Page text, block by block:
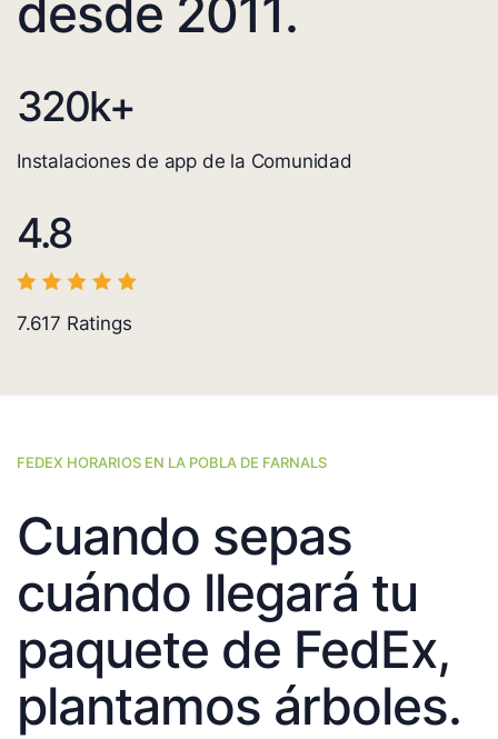
desde 2011.
320k+
Instalaciones de app de la Comunidad
4.8
7.617 Ratings
FEDEX HORARIOS EN LA POBLA DE FARNALS
Cuando sepas
cuándo llegará tu
paquete de FedEx,
plantamos árboles.